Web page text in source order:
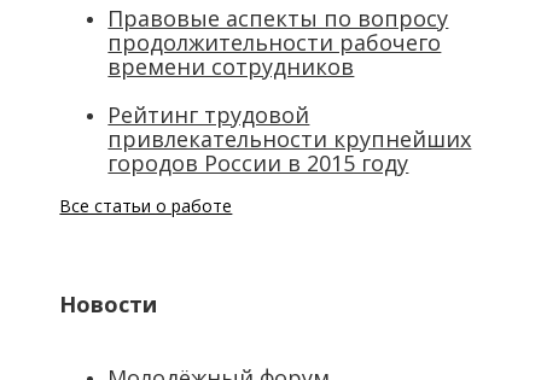
Правовые аспекты по вопросу
продолжительности рабочего
времени сотрудников
Рейтинг трудовой
привлекательности крупнейших
городов России в 2015 году
Все статьи о работе
Новости